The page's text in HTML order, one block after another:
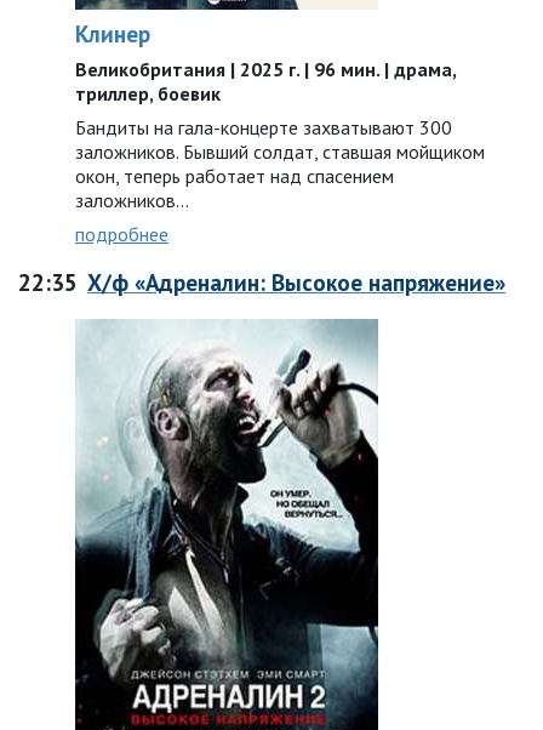
Клинер
Великобритания | 2025 г. | 96 мин. | драма,
триллер, боевик
Бандиты на гала-концерте захватывают 300
заложников. Бывший солдат, ставшая мойщиком
окон, теперь работает над спасением
заложников…
подробнее
22:35 Х/ф «Адреналин: Высокое напряжение»